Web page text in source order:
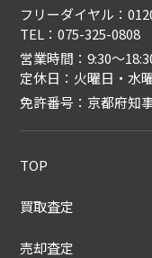
フリーダイヤル：
TEL：075-325-0808
営業時間：9:30〜
定休日：火曜日・水
免許番号：京都府知
TOP
買取査定
売却査定